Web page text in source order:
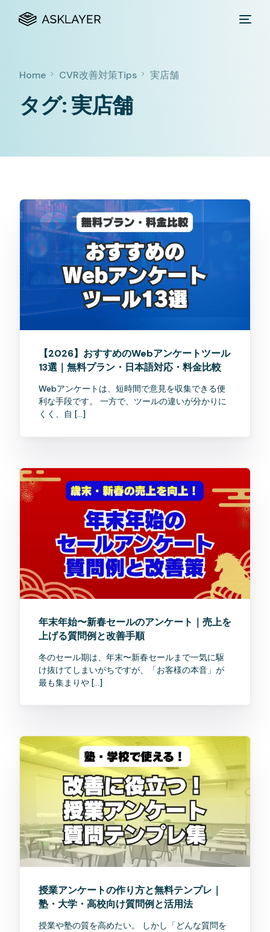
Home CVR改善対策Tips 実店舗
タグ:実店舗
【2026】おすすめのWebアンケートツール
13選｜無料プラン・日本語対応・料金比較
Webアンケートは、短時間で意見を収集できる便
利な手段です。 一方で、ツールの違いが分かりに
くく、自 […]
年末年始〜新春セールのアンケート｜売上を
上げる質問例と改善手順
冬のセール期は、年末〜新春セールまで一気に駆
け抜けてしまいがちですが、「お客様の本音」が
最も集まりや […]
授業アンケートの作り方と無料テンプレ｜
塾・大学・高校向け質問例と活用法
授業や塾の質を高めたい。 しかし「どんな質問を